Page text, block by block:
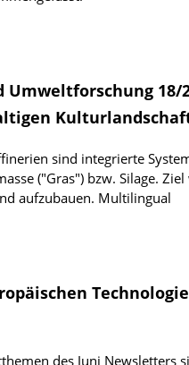
Umweltforschung
sind integrierte
("Gras") bzw. Silage.
aufzubauen. Multilingual
des Juni Newsletters